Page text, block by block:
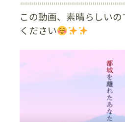
この動画、素晴らしい
ください